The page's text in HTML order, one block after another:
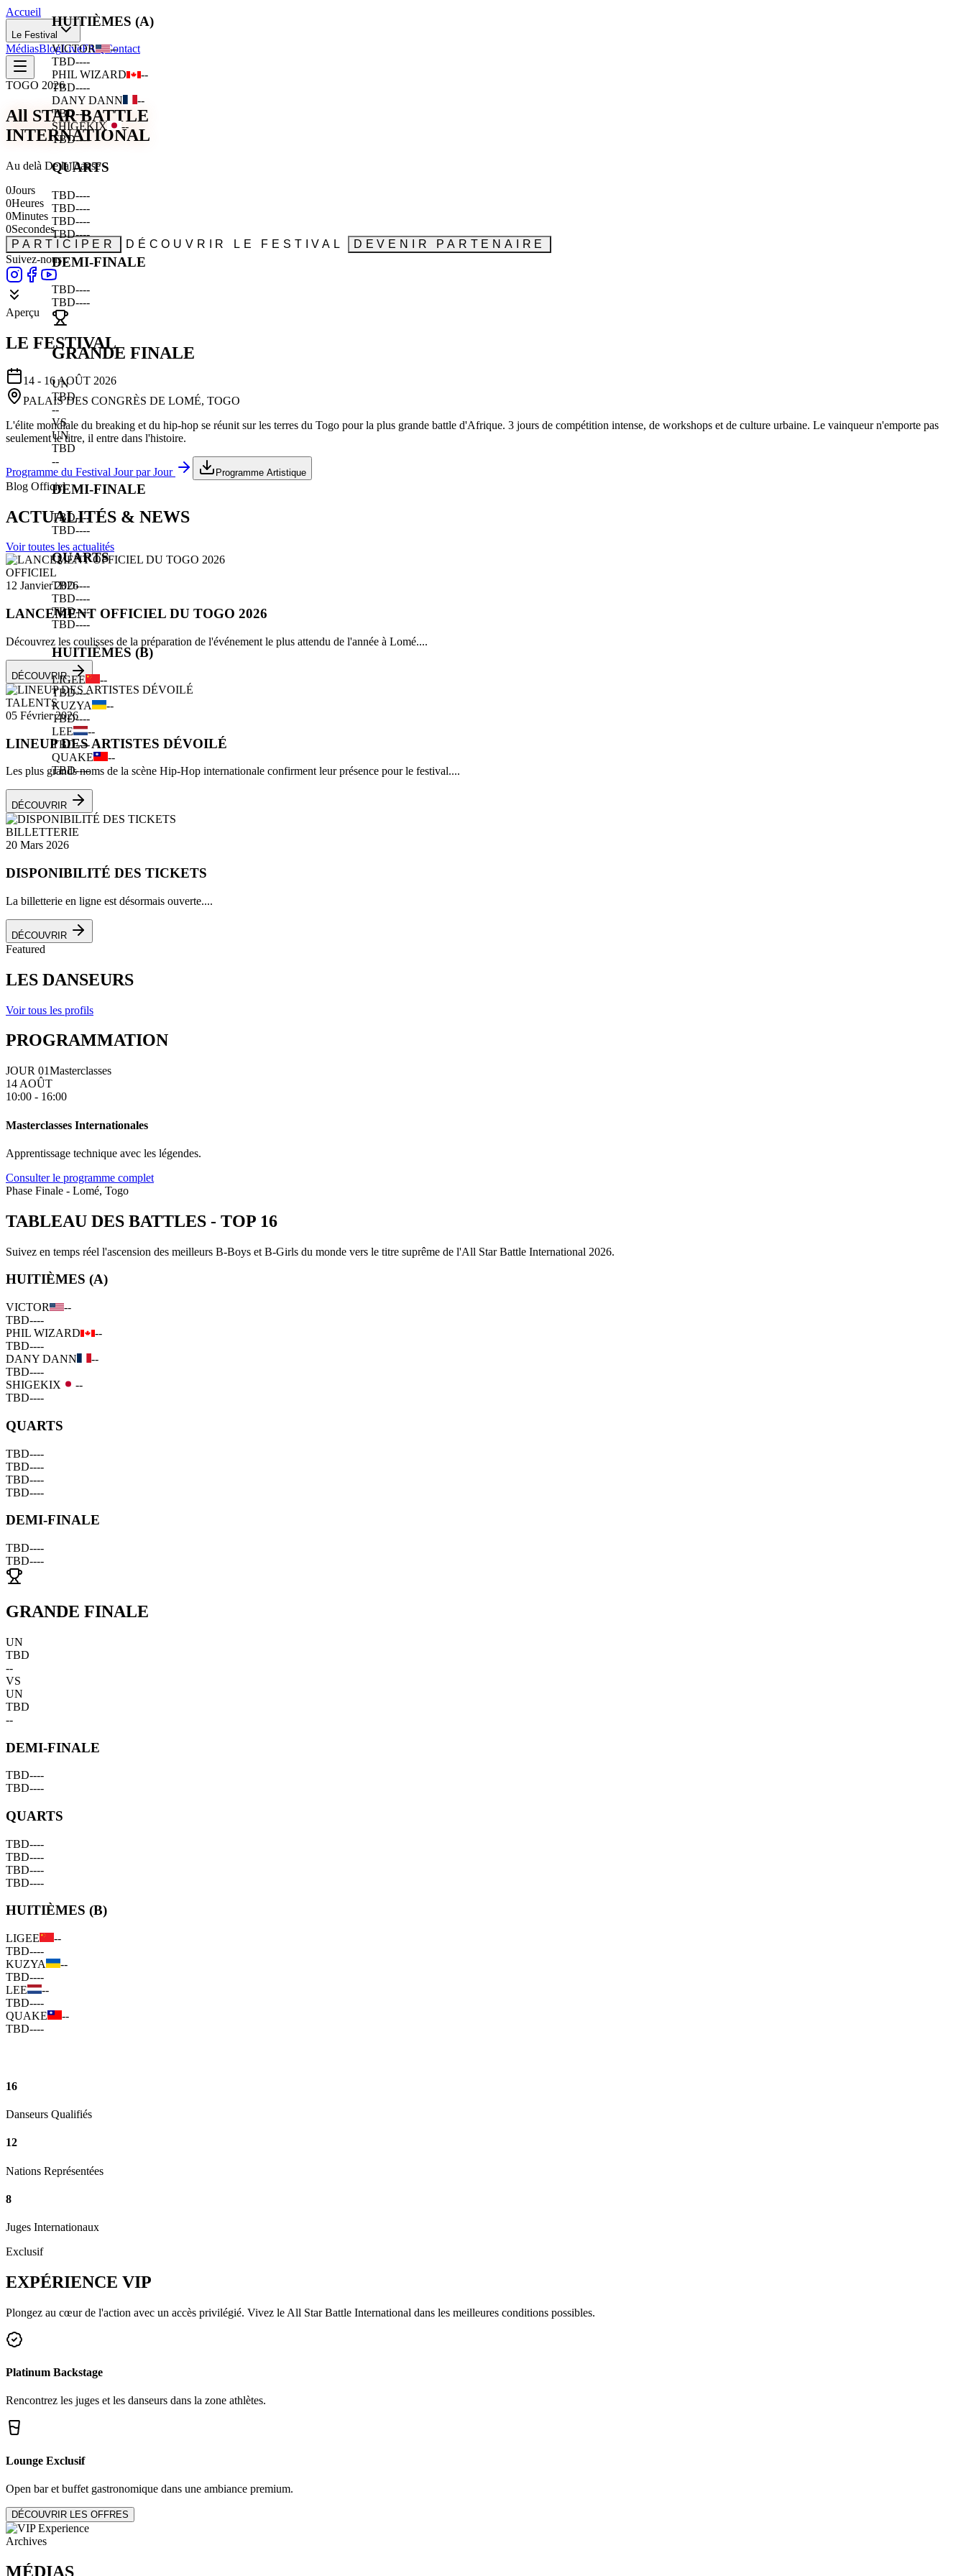
Accueil
Le Festival
MédiasBlogLiveFAQContact
TOGO 2026
All STAR BATTLE
INTERNATIONAL
Au delà De la Danse
0Jours
0Heures
0Minutes
0Secondes
PARTICIPER
DÉCOUVRIR LE FESTIVAL
DEVENIR PARTENAIRE
Suivez-nous :
Aperçu
LE FESTIVAL
14 - 16 AOÛT 2026
PALAIS DES CONGRÈS DE LOMÉ, TOGO
L'élite mondiale du breaking et du hip-hop se réunit sur les terres du Togo pour la plus grande battle d'Afrique. 3 jours de compétition intense, de workshops et de culture urbaine. Le vainqueur n'emporte pas
seulement le titre, il entre dans l'histoire.
Programme du Festival Jour par Jour Programme Artistique
Blog Officiel
ACTUALITÉS & NEWS
Voir toutes les actualités
OFFICIEL
12 Janvier 2026
LANCEMENT OFFICIEL DU TOGO 2026
Découvrez les coulisses de la préparation de l'événement le plus attendu de l'année à Lomé....
DÉCOUVRIR
TALENTS
05 Février 2026
LINEUP DES ARTISTES DÉVOILÉ
Les plus grands noms de la scène Hip-Hop internationale confirment leur présence pour le festival....
DÉCOUVRIR
BILLETTERIE
20 Mars 2026
DISPONIBILITÉ DES TICKETS
La billetterie en ligne est désormais ouverte....
DÉCOUVRIR
Featured
LES DANSEURS
Voir tous les profils
PROGRAMMATION
JOUR 01Masterclasses
14 AOÛT
10:00 - 16:00
Masterclasses Internationales
Apprentissage technique avec les légendes.
Consulter le programme complet
Phase Finale - Lomé, Togo
TABLEAU DES BATTLES - TOP 16
Suivez en temps réel l'ascension des meilleurs B-Boys et B-Girls du monde vers le titre suprême de l'All Star Battle International 2026.
HUITIÈMES (A)
VICTOR
--
TBD----
PHIL WIZARD
--
TBD----
DANY DANN
--
TBD----
SHIGEKIX
--
TBD----
QUARTS
TBD----
TBD----
TBD----
TBD----
DEMI-FINALE
TBD----
TBD----
GRANDE FINALE
UN
TBD
--
VS
UN
TBD
--
DEMI-FINALE
TBD----
TBD----
QUARTS
TBD----
TBD----
TBD----
TBD----
HUITIÈMES (B)
LIGEE
--
TBD----
KUZYA
--
TBD----
LEE
--
TBD----
QUAKE
--
TBD----
HUITIÈMES (A)
VICTOR
--
TBD----
PHIL WIZARD
--
TBD----
DANY DANN
--
TBD----
SHIGEKIX
--
TBD----
QUARTS
TBD----
TBD----
TBD----
TBD----
DEMI-FINALE
TBD----
TBD----
GRANDE FINALE
UN
TBD
--
VS
UN
TBD
--
DEMI-FINALE
TBD----
TBD----
QUARTS
TBD----
TBD----
TBD----
TBD----
HUITIÈMES (B)
LIGEE
--
TBD----
KUZYA
--
TBD----
LEE
--
TBD----
QUAKE
--
TBD----
16
Danseurs Qualifiés
12
Nations Représentées
8
Juges Internationaux
Exclusif
EXPÉRIENCE VIP
Plongez au cœur de l'action avec un accès privilégié. Vivez le All Star Battle International dans les meilleures conditions possibles.
Platinum Backstage
Rencontrez les juges et les danseurs dans la zone athlètes.
Lounge Exclusif
Open bar et buffet gastronomique dans une ambiance premium.
DÉCOUVRIR LES OFFRES
Archives
MÉDIAS